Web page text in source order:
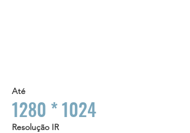
Até
1280 * 1024
Resolução IR